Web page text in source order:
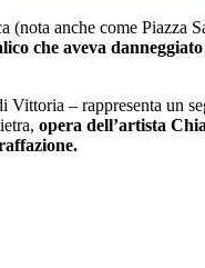
(nota anche come Piazza
che aveva
– rappresenta un
opera dell’artista